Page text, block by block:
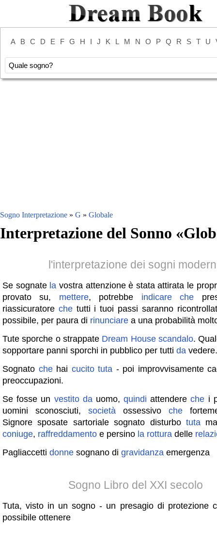
A B C D E F G H I J K L M N O P Q R S T U
Sogno Interpretazione » G » Globale
Interpretazione del Sonno «
l'interpretazione dei sogni
Se sognate la vostra attenzione è stata attirata le
provato su, mettere, potrebbe indicare che
riassicuratore chetutti i tuoi passi saranno
possibile, per paura di rinunciare a una probabilità
Tute sporche o strappate Dream House scandalo.
sopportare panni sporchi in pubblico per tutti da vedere.
Sognato chehai cucito tuta - poi improvvisamente
preoccupazioni.
Se fosse un vestito dauomo,quindi attendereche i
uomini sconosciuti, società ossessivo che
Signore sposate sartoriale sognato disturbo tuta
coniuge, raffreddamento e persino la rottura delle
Pagliaccetti donne sognano di gravidanza emergenza
Sogno Libro del XXI secolo
Tuta, visto in un sogno - un presagio di protezione
possibile ottenere